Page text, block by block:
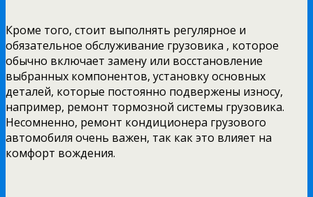
Кроме того, стоит выполнять регулярное и
обязательное обслуживание грузовика , которое
обычно включает замену или восстановление
выбранных компонентов, установку основных
деталей, которые постоянно подвержены износу,
например, ремонт тормозной системы грузовика.
Несомненно, ремонт кондиционера грузового
автомобиля очень важен, так как это влияет на
комфорт вождения.